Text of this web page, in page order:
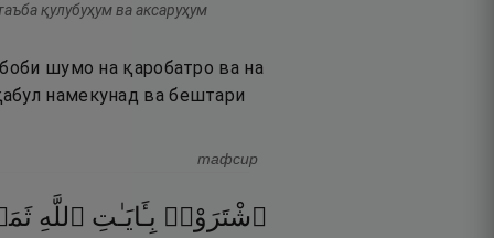
қулубуҳум ва аксаруҳум
шумо на қаробатро ва на
намекунад ва бештари
тафсир
ٱشْتَرَوْا۟ بِـَٔايَـٰتِ ٱللَّهِ